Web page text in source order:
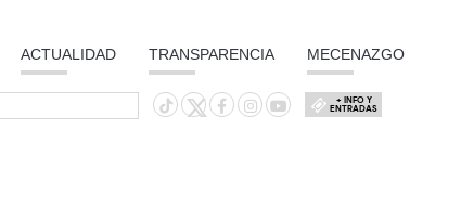
ACTUALIDAD TRANSPARENCIA MECENAZGO
+ INFO Y
ENTRADAS